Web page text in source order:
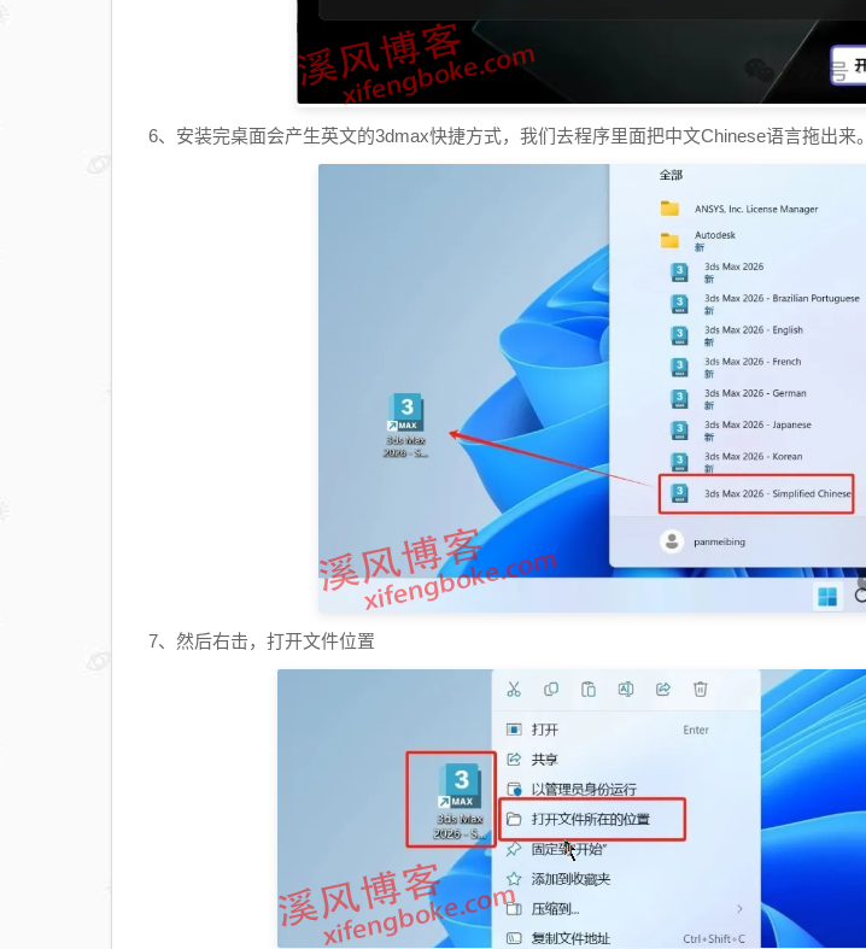
6、安装完桌面会产生英文的3dmax快捷方式，我们去程序里面把中文Chinese语言拖出来。
7、然后右击，打开文件位置